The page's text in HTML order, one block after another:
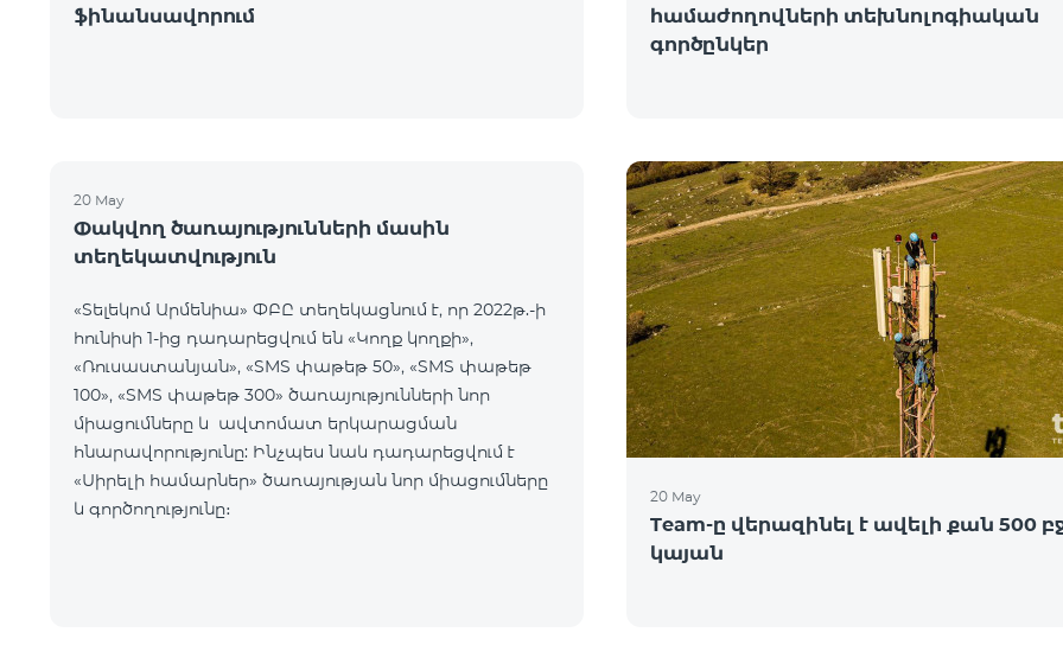
ֆինանսավորում
համաժողովների տեխնոլոգիական
գործընկեր
20 May
Փակվող ծառայությունների մասին
տեղեկատվություն
«Տելեկոմ Արմենիա» ՓԲԸ տեղեկացնում է, որ 2022թ.-ի
հունիսի 1-ից դադարեցվում են «Կողք կողքի»,
«Ռուսաստանյան», «SMS փաթեթ 50», «SMS փաթեթ
100», «SMS փաթեթ 300» ծառայությունների նոր
միացումները և ավտոմատ երկարացման
հնարավորությունը: Ինչպես նաև դադարեցվում է
«Սիրելի համարներ» ծառայության նոր միացումները
20 May
Team-ը վերազինել է ավելի քան 500
կայան